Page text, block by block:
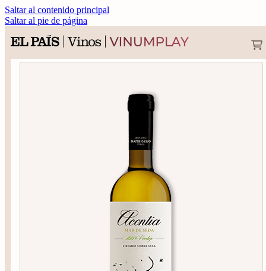
Saltar al contenido principal
Saltar al pie de página